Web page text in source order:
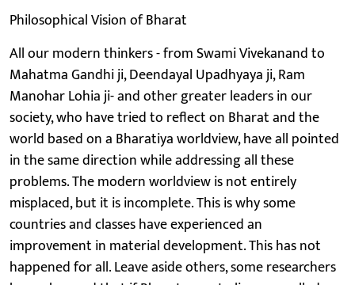
Philosophical Vision of Bharat
All our modern thinkers - from Swami Vivekanand to
Mahatma Gandhi ji, Deendayal Upadhyaya ji, Ram
Manohar Lohia ji- and other greater leaders in our
society, who have tried to reflect on Bharat and the
world based on a Bharatiya worldview, have all pointed
in the same direction while addressing all these
problems. The modern worldview is not entirely
misplaced, but it is incomplete. This is why some
countries and classes have experienced an
improvement in material development. This has not
happened for all. Leave aside others, some researchers